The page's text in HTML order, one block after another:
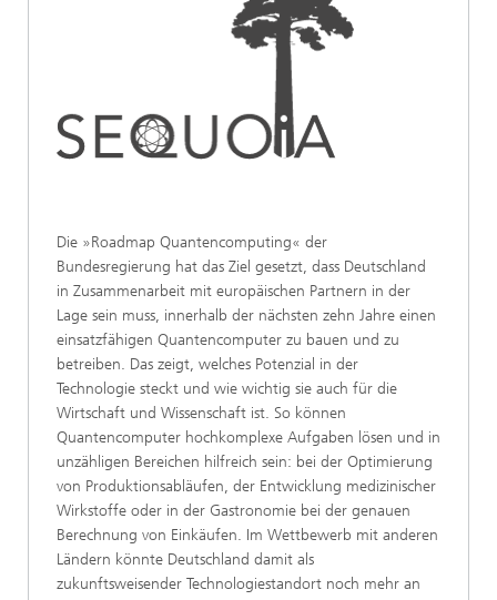
Die »Roadmap Quantencomputing« der
Bundesregierung hat das Ziel gesetzt, dass Deutschland
in Zusammenarbeit mit europäischen Partnern in der
Lage sein muss, innerhalb der nächsten zehn Jahre einen
einsatzfähigen Quantencomputer zu bauen und zu
betreiben. Das zeigt, welches Potenzial in der
Technologie steckt und wie wichtig sie auch für die
Wirtschaft und Wissenschaft ist. So können
Quantencomputer hochkomplexe Aufgaben lösen und in
unzähligen Bereichen hilfreich sein: bei der Optimierung
von Produktionsabläufen, der Entwicklung medizinischer
Wirkstoffe oder in der Gastronomie bei der genauen
Berechnung von Einkäufen. Im Wettbewerb mit anderen
Ländern könnte Deutschland damit als
zukunftsweisender Technologiestandort noch mehr an